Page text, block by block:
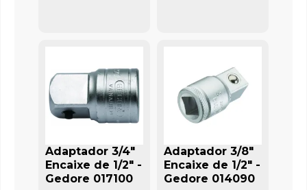
Adaptador 3/4"
Encaixe de 1/2" -
Gedore 017100
Adaptador 3/8"
Encaixe de 1/2" -
Gedore 014090